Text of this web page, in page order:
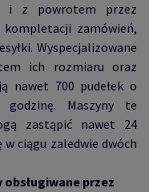
i z powrotem przez
zamówień,
Wyspecjalizowane
ich rozmiaru oraz
nawet 700 pudełek o
godzinę. Maszyny te
zastąpić nawet 24
ciągu zaledwie dwóch
przez